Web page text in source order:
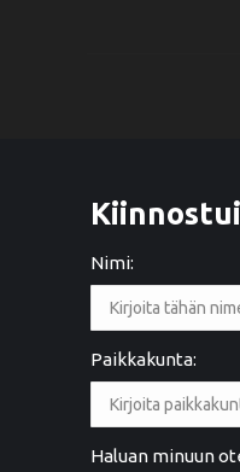
Nimi:
Paikkakunta:
Haluan minuun
2
Ystävällinen